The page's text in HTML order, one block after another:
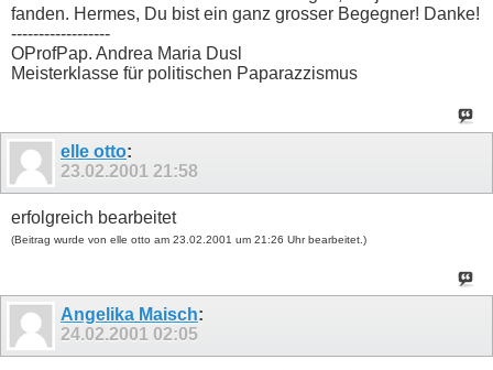
fanden. Hermes, Du bist ein ganz grosser Begegner! Danke!
------------------
OProfPap. Andrea Maria Dusl
Meisterklasse für politischen Paparazzismus
elle otto:
23.02.2001 21:58
erfolgreich bearbeitet
(Beitrag wurde von elle otto am 23.02.2001 um 21:26 Uhr bearbeitet.)
Angelika Maisch:
24.02.2001 02:05